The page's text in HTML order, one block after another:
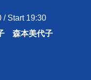
/ Start 19:30
森本美代子